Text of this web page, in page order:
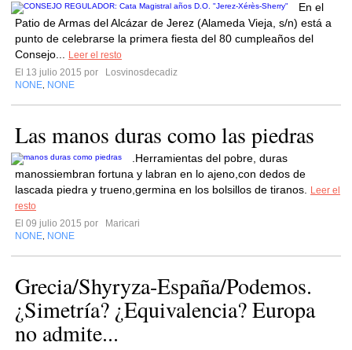
En el
Patio de Armas del Alcázar de Jerez (Alameda Vieja, s/n) está a
punto de celebrarse la primera fiesta del 80 cumpleaños del
Consejo...
Leer el resto
El 13 julio 2015 por
Losvinosdecadiz
NONE NONE
Las manos duras como las piedras
.Herramientas del pobre, duras
manossiembran fortuna y labran en lo ajeno,con dedos de
lascada piedra y trueno,germina en los bolsillos de tiranos.
Leer el
resto
El 09 julio 2015 por
Maricari
NONE NONE
Grecia/Shyryza-España/Podemos.
¿Simetría? ¿Equivalencia? Europa
no admite...